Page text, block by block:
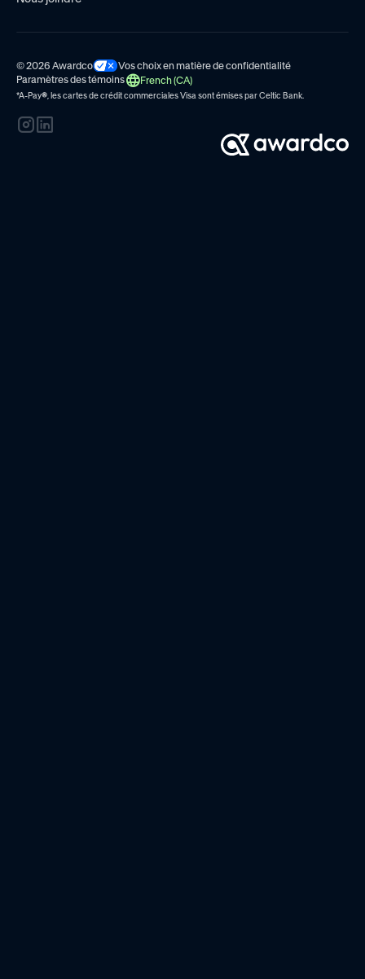
© 2026 Awardco
Vos choix en matière de confidentialité
Paramètres des témoins
French (CA)
*A-Pay®, les cartes de crédit commerciales Visa sont émises parCeltic Bank.